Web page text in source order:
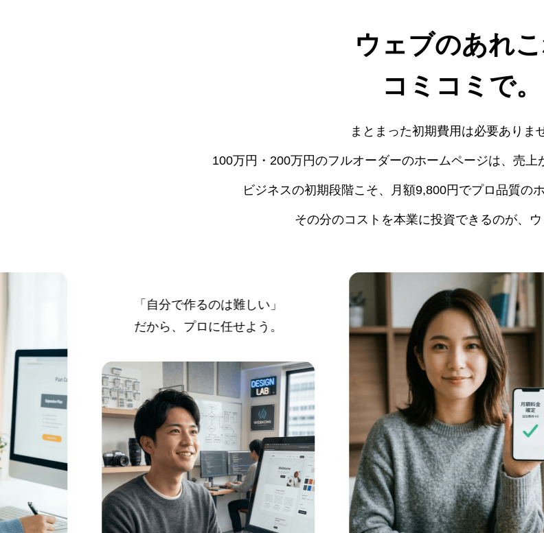
ウェブのあれ
コミコミで。
まとまった初期費用は必要ありま
100万円・200万円のフルオーダーのホームページは、売上
ビジネスの初期段階こそ、月額9,800円でプロ品質の
その分のコストを本業に投資できるのが、ウ
「自分で作るのは難しい」
だから、プロに任せよう。